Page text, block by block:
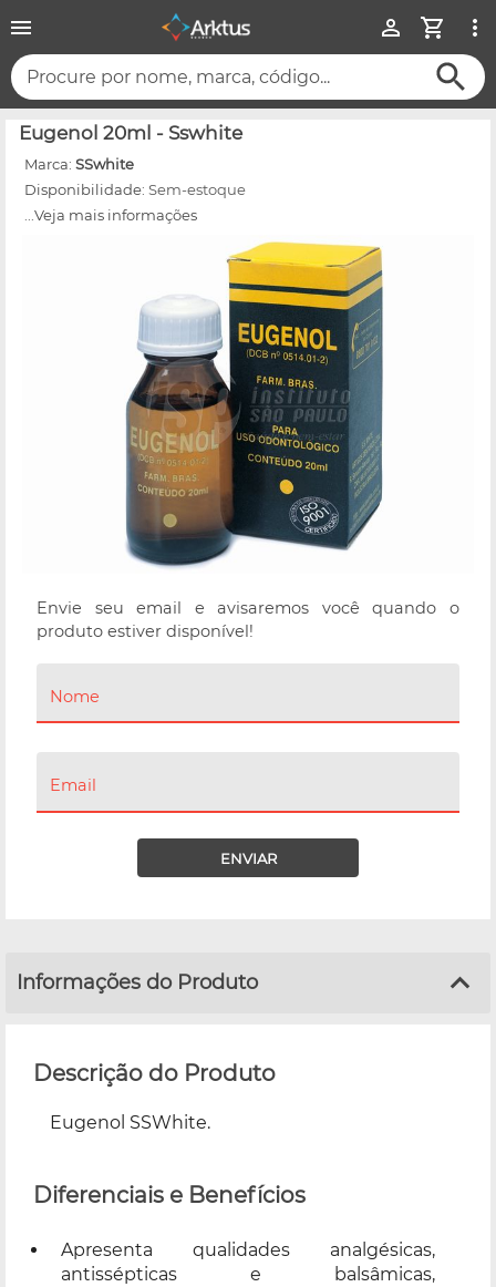
Procure por nome, marca, código...
Eugenol 20ml - Sswhite
Marca: SSwhite
Disponibilidade: Sem-estoque
...Veja mais informações
Envie seu email e avisaremos você quando o
produto estiver disponível!
Nome
Email
ENVIAR
Informações do Produto
Descrição do Produto
Eugenol SSWhite.
Diferenciais e Benefícios
Apresenta qualidades analgésicas,
antissépticas e balsâmicas,